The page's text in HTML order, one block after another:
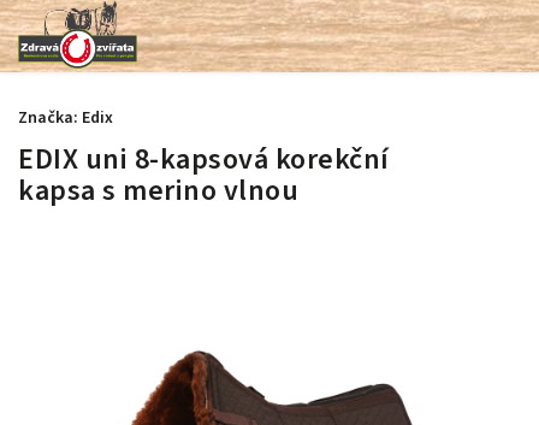
EDIX uni 8-kapsová korekční
kapsa s merino vlnou
Značka: Edix